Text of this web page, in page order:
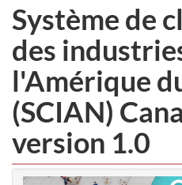
Système de
des
l'Amérique
(SCIAN)
version 1.0